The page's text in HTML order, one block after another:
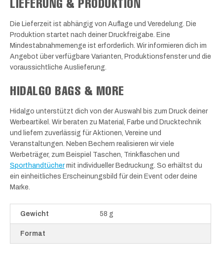
Die Lieferzeit ist abhängig von Auflage und Veredelung. Die
Produktion startet nach deiner Druckfreigabe. Eine
Mindestabnahmemenge ist erforderlich. Wir informieren dich im
Angebot über verfügbare Varianten, Produktionsfenster und die
voraussichtliche Auslieferung.
HIDALGO BAGS & MORE
Hidalgo unterstützt dich von der Auswahl bis zum Druck deiner
Werbeartikel. Wir beraten zu Material, Farbe und Drucktechnik
und liefern zuverlässig für Aktionen, Vereine und
Veranstaltungen. Neben Bechern realisieren wir viele
Werbeträger, zum Beispiel Taschen, Trinkflaschen und
Sporthandtüchermit individueller Bedruckung. So erhältst du
ein einheitliches Erscheinungsbild für dein Event oder deine
Marke.
Gewicht 58 g
Format